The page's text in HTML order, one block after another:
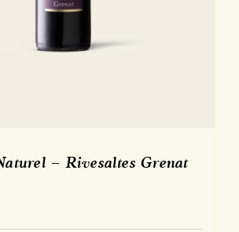
– Rivesaltes Grenat